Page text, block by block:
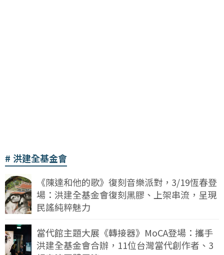
洪建全基金會
《陳達和他的歌》復刻音樂派對，3/19恆春登
場：洪建全基金會復刻黑膠、上架串流，呈現
民謠純粹魅力
當代館主題大展《轉接器》MoCA登場：攜手
洪建全基金會合辦，11位台灣當代創作者、3